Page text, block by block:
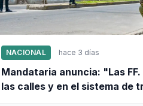
NACIONAL hace 3 días
Mandataria anuncia: "Las
las calles y en el sistema de